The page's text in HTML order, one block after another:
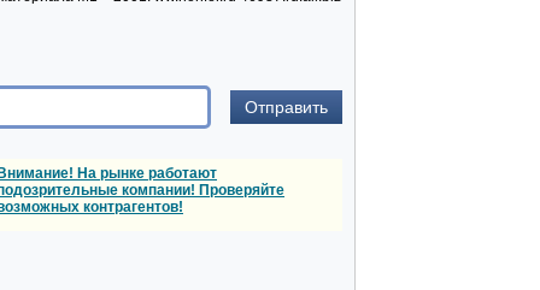
На рынке работают
компании! Проверяйте
контрагентов!